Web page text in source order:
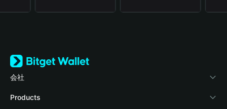
会社
Bitget Walletについて
Products